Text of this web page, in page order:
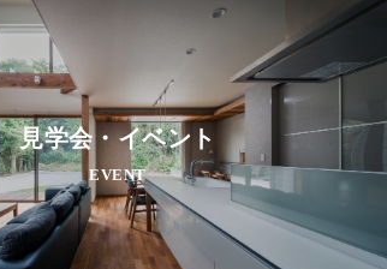
見学会・イベント
EVENT